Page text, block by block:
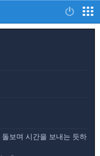
보며 시간을 보내는 듯하